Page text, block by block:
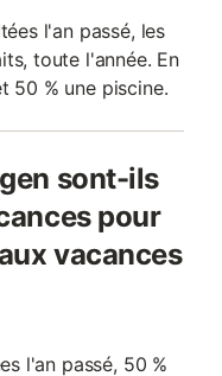
l'an passé, les
toute l'année. En
50 % une piscine.
sont-ils
pour
vacances
l'an passé, 50 %